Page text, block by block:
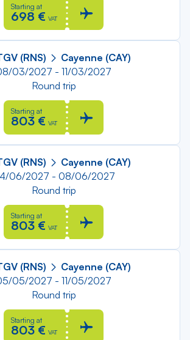
Starting at
698 € VAT
(RNS)
Cayenne (CAY)
03/2027 - 11/03/2027
Round trip
Starting at
803 € VAT
(RNS)
Cayenne (CAY)
06/2027 - 08/06/2027
Round trip
Starting at
803 € VAT
(RNS)
Cayenne (CAY)
05/2027 - 11/05/2027
Round trip
Starting at
803 € VAT